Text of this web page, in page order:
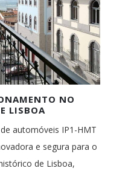
NO
LISBOA
automóveis IP1-HMT
e segura para o
de Lisboa,